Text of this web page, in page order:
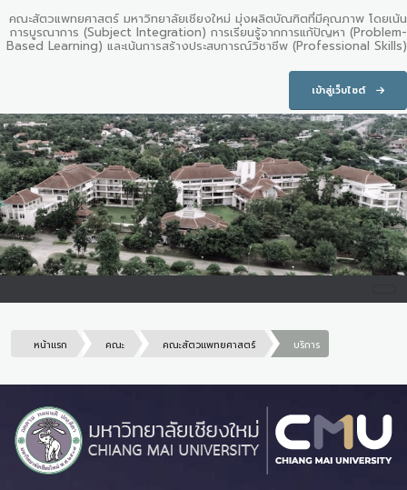
คณะสัตวแพทยศาสตร์ มหาวิทยาลัยเชียงใหม่ มุ่งผลิตบัณฑิตที่มีคุณภาพ โดยเน้น
การบูรณาการ (Subject Integration) การเรียนรู้จากการแก้ปัญหา (Problem-
Based Learning) และเน้นการสร้างประสบการณ์วิชาชีพ (Professional Skills)
เข้าสู่เว็บไซต์
หน้าแรก คณะ คณะสัตวแพทยศาสตร์ บริการ